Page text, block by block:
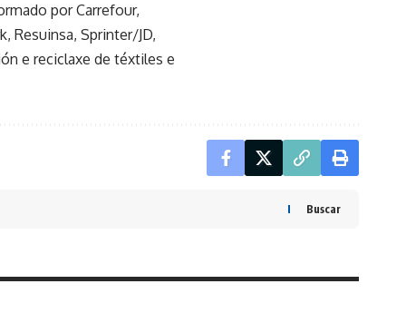
por Carrefour,
Resuinsa, Sprinter/JD,
e reciclaxe de téxtiles e
Buscar